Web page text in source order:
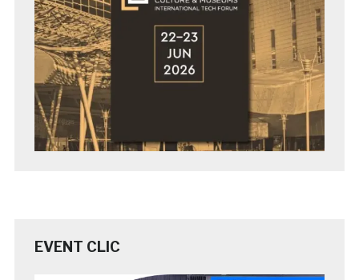
EVENT CLIC